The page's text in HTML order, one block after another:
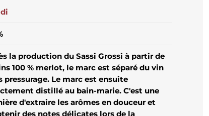
la production du Sassi Grossi à partir de
100 % merlot, le marc est séparé du vin
pressurage. Le marc est ensuite
distillé au bain-marie. C'est une
d'extraire les arômes en douceur et
des notes délicates lors de la